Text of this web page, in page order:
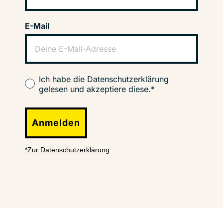
E-Mail
Ich habe die Datenschutzerklärung
gelesen und akzeptiere diese.*
Anmelden
*Zur Datenschutzerklärung